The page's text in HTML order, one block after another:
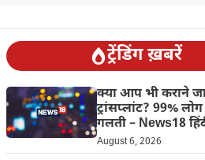
ट्रेंडिंग ख़बरें
क्या आप भी कराने
ट्रांसप्लांट? 99%
गलती – News18
August 6, 2026